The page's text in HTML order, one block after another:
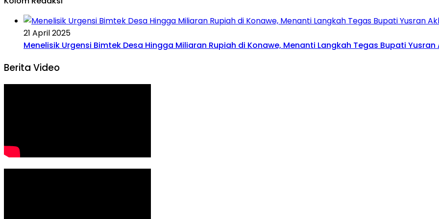
21 April 2025
Menelisik Urgensi Bimtek Desa Hingga Miliaran Rupiah di Konawe, Menanti Langkah Tegas Bupati Yusran
Berita Video